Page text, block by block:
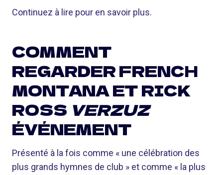
Continuez à lire pour en savoir plus.
COMMENT
REGARDER FRENCH
MONTANA ET RICK
ROSS VERZUZ
ÉVÉNEMENT
Présenté à la fois comme « une célébration des
plus grands hymnes de club » et comme « la plus